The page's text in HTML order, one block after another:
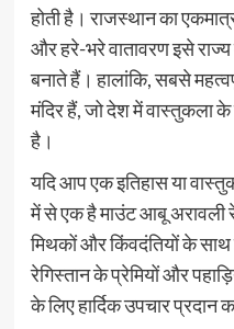
होती है। राजस्थान का
और हरे-भरे वातावरण इसे
बनाते हैं। हालांकि, सबसे
मंदिर हैं, जो देश में
है।
यदि आप एक इतिहास या
में से एक है माउंट आबू अरावली
मिथकों और किंवदंतियों के साथ
रेगिस्तान के प्रेमियों और
के लिए हार्दिक उपचार प्रदान